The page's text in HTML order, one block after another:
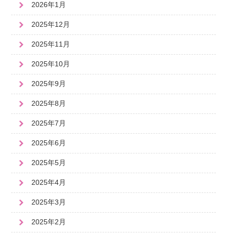
2026年1月
2025年12月
2025年11月
2025年10月
2025年9月
2025年8月
2025年7月
2025年6月
2025年5月
2025年4月
2025年3月
2025年2月